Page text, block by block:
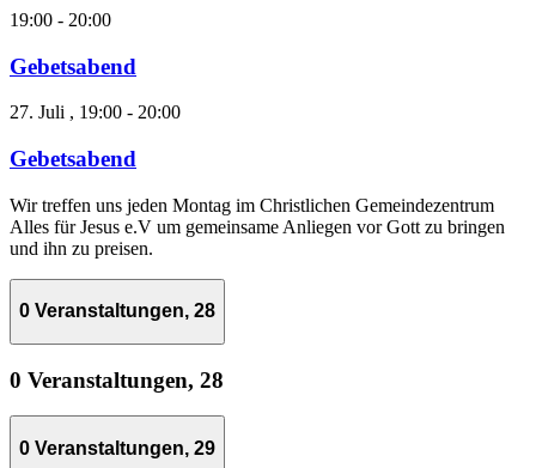
19:00 - 20:00
Gebetsabend
27. Juli , 19:00 - 20:00
Gebetsabend
Wir treffen uns jeden Montag im Christlichen Gemeindezentrum
Alles für Jesus e.V um gemeinsame Anliegen vor Gott zu bringen
und ihn zu preisen.
0 Veranstaltungen, 28
0 Veranstaltungen, 28
0 Veranstaltungen, 29